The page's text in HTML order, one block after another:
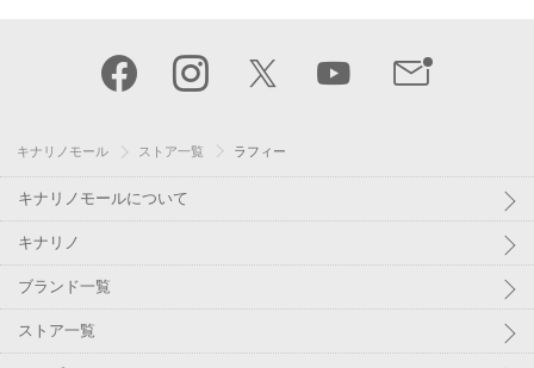
キナリノモール ストア一覧 ラフィー
キナリノモールについて
キナリノ
ブランド一覧
ストア一覧